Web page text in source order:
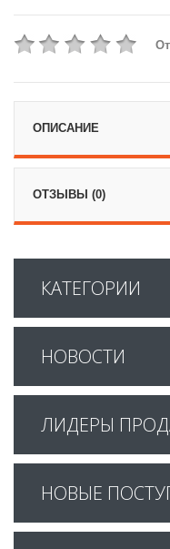
ОПИСАНИЕ
ОТЗЫВЫ (0)
КАТЕГОРИИ
НОВОСТИ
ЛИДЕРЫ
НОВЫЕ